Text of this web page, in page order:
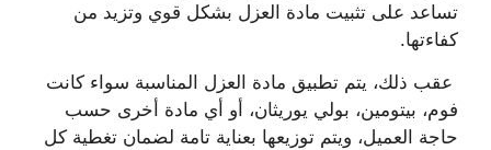
تساعد على تثبيت مادة العزل بشكل قوي وتزيد من
كفاءتها.
عقب ذلك، يتم تطبيق مادة العزل المناسبة سواء كانت
فوم، بيتومين، بولي يوريثان، أو أي مادة أخرى حسب
حاجة العميل، ويتم توزيعها بعناية تامة لضمان تغطية كل